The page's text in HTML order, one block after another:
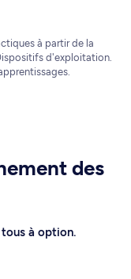
à partir de la
d'exploitation.
des
à option.